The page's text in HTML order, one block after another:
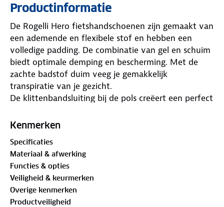
Productinformatie
De Rogelli Hero fietshandschoenen zijn gemaakt van
een ademende en flexibele stof en hebben een
volledige padding. De combinatie van gel en schuim
biedt optimale demping en bescherming. Met de
zachte badstof duim veeg je gemakkelijk
transpiratie van je gezicht.
De klittenbandsluiting bij de pols creëert een perfect
fietshandschoenen eenvoudig aan en uit.
Kenmerken
Specificaties
Materiaal & afwerking
Functies & opties
Veiligheid & keurmerken
Overige kenmerken
Productveiligheid